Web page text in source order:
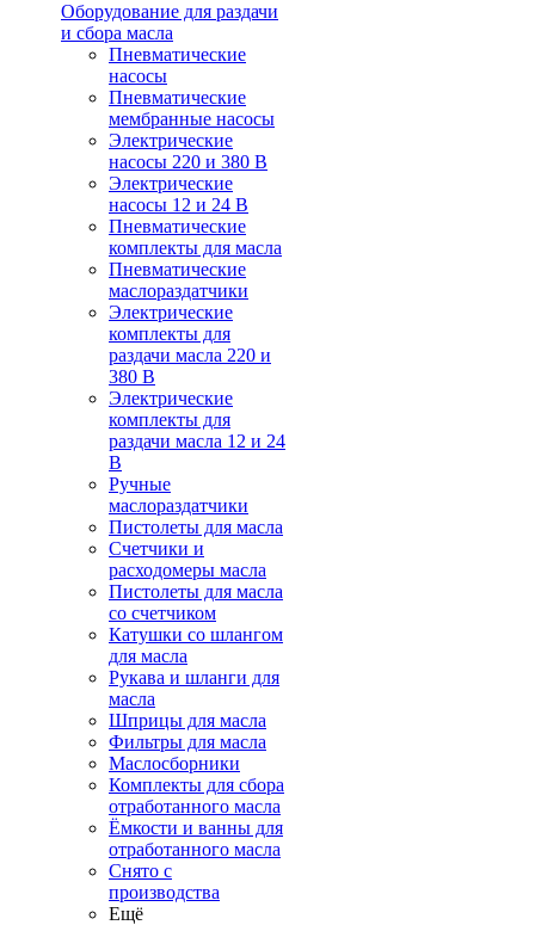
Оборудование для раздачи
и сбора масла
Пневматические
насосы
Пневматические
мембранные насосы
Электрические
насосы 220 и 380 В
Электрические
насосы 12 и 24 В
Пневматические
комплекты для масла
Пневматические
маслораздатчики
Электрические
комплекты для
раздачи масла 220 и
380 В
Электрические
комплекты для
раздачи масла 12 и 24
В
Ручные
маслораздатчики
Пистолеты для масла
Счетчики и
расходомеры масла
Пистолеты для масла
со счетчиком
Катушки со шлангом
для масла
Рукава и шланги для
масла
Шприцы для масла
Фильтры для масла
Маслосборники
Комплекты для сбора
отработанного масла
Ёмкости и ванны для
отработанного масла
Снято с
производства
Ещё